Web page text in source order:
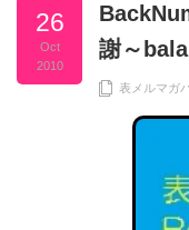
26
Oct
2010
謝～
表メルマガ